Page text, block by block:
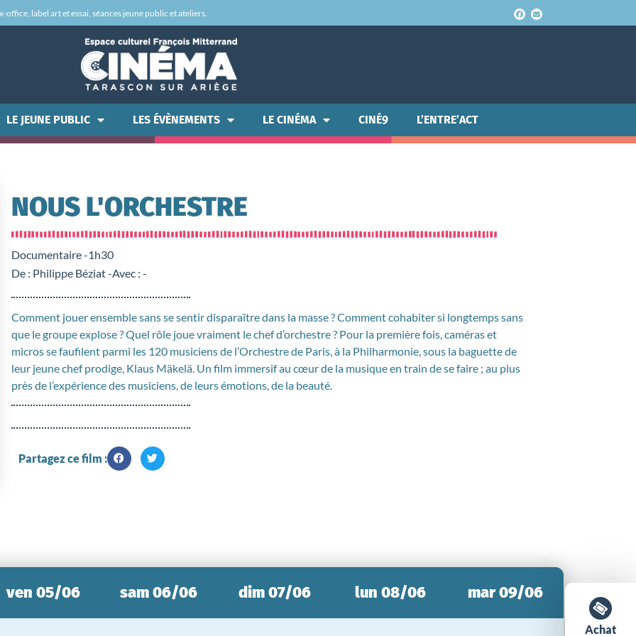
label art et essai, séances jeune public et ateliers.
LE JEUNE PUBLIC LES ÉVÈNEMENTS LE CINÉMA CINÉ9 L’ENTRE’ACT
NOUS L'ORCHESTRE
Documentaire -1h30
De : Philippe Béziat -Avec : -
Comment jouer ensemble sans se sentir disparaître dans la masse ? Comment cohabiter si longtemps sans
que le groupe explose ? Quel rôle joue vraiment le chef d’orchestre ? Pour la première fois, caméras et
micros se faufilent parmi les 120 musiciens de l’Orchestre de Paris, à la Philharmonie, sous la baguette de
leur jeune chef prodige, Klaus Mäkelä. Un film immersif au cœur de la musique en train de se faire ; au plus
près de l’expérience des musiciens, de leurs émotions, de la beauté.
Partagez ce film :
Achat
ven 05/06 sam 06/06 dim 07/06 lun 08/06 mar 09/06